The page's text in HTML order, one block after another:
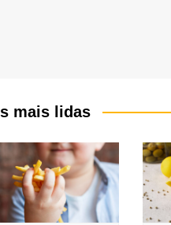
mais lidas